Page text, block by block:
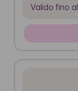
Valido fino al